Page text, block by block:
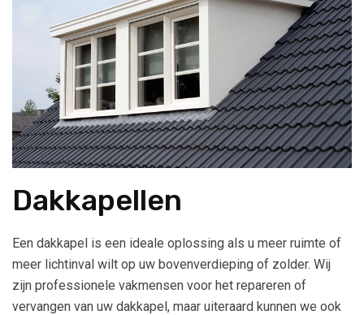
Dakkapellen
Een dakkapel is een ideale oplossing als u meer ruimte of
meer lichtinval wilt op uw bovenverdieping of zolder. Wij
zijn professionele vakmensen voor het repareren of
vervangen van uw dakkapel, maar uiteraard kunnen we ook